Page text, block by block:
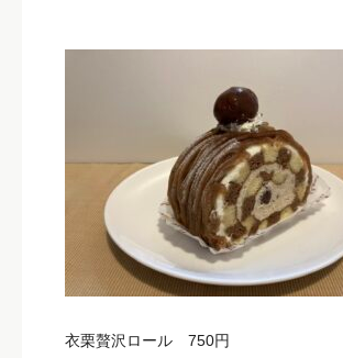
衣栗贅沢ロール 750円